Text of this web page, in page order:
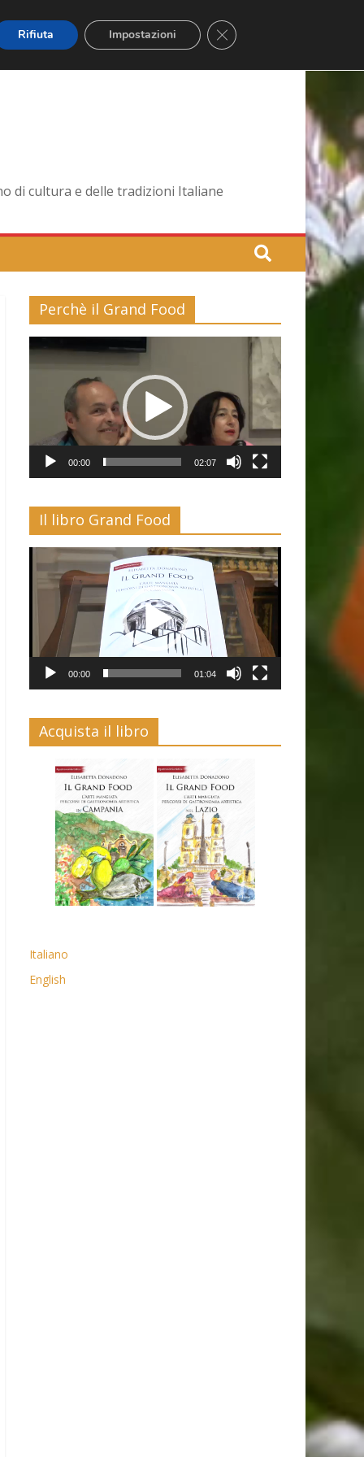
di cultura e delle tradizioni Italiane
Perchè il Grand Food
Video
Player
00:00 02:07
Il libro Grand Food
Player
00:00 01:04
Acquista il libro
Italiano
English
Rifiuta Impostazioni Close GDPR Cookie Banner